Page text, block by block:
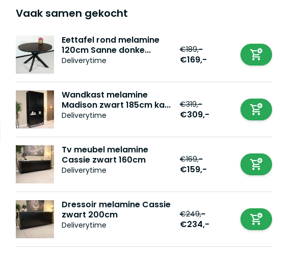
Vaak samen gekocht
Eettafel rond melamine
120cm Sanne donke...
Deliverytime
€189,-
€169,-
Wandkast melamine
Madison zwart 185cm ka...
Deliverytime
€319,-
€309,-
Tv meubel melamine
Cassie zwart 160cm
Deliverytime
€169,-
€159,-
Dressoir melamine Cassie
zwart 200cm
Deliverytime
€249,-
€234,-